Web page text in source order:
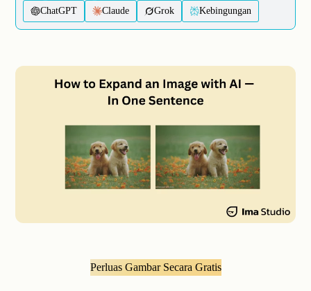
ChatGPT Claude Grok Kebingungan
Perluas Gambar Secara Gratis